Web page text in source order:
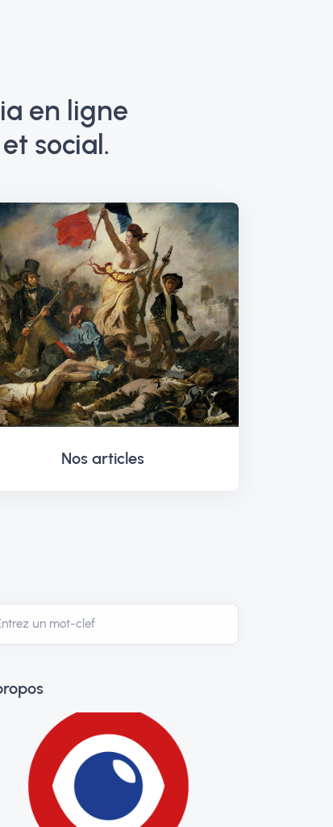
en ligne
social.
Nos articles